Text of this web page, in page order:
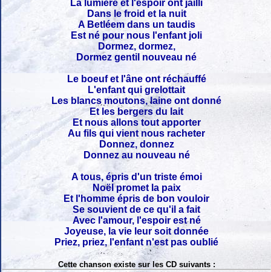
La lumière et l'espoir ont jailli
Dans le froid et la nuit
A Betléem dans un taudis
Est né pour nous l'enfant joli
Dormez, dormez,
Dormez gentil nouveau né
Le boeuf et l'âne ont réchauffé
L'enfant qui grelottait
Les blancs moutons, laine ont donné
Et les bergers du lait
Et nous allons tout apporter
Au fils qui vient nous racheter
Donnez, donnez
Donnez au nouveau né
A tous, épris d'un triste émoi
Noël promet la paix
Et l'homme épris de bon vouloir
Se souvient de ce qu'il a fait
Avec l'amour, l'espoir est né
Joyeuse, la vie leur soit donnée
Priez, priez, l'enfant n'est pas oublié
Cette chanson existe sur les CD suivants :